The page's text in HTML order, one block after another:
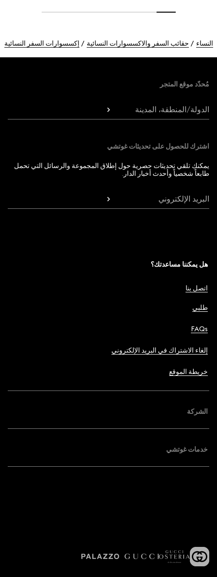
النساء حقائب السفر والاكسسوارات النسائية إكسسوارات السفر النسائية
مُحدّد موقع المتجر
الدولة/المنطقة، المدينة
اشترك للحصول على تحديثات غوتشي
يمكنك تلقي تحديثات حصرية حول إطلاق المجموعة والرسائل التي تحمل
طابعاً شخصياً وأحدث أخبار الدار.
البريد الإلكتروني
هل يمكننا مساعدتك؟
اتصل بنا
طلبي
FAQs
إلغاء الاشتراك في البريد الإلكتروني
خريطة الموقع
الشركة
خدمات غوتشي